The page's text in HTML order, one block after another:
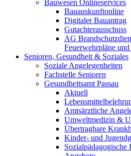
Bauwesen Onlineservices
Bauauskunftonline
Digitaler Bauantrag
Gutachterausschuss
AG
Feuerwehrpläne
Senioren, Gesundheit & Soziales
Soziale Angelegenheiten
Fachstelle Senioren
Gesundheitsamt Passau
Aktuell
Amtsärztliche
Umweltmedizin &
Übertragbare
Kinder- und